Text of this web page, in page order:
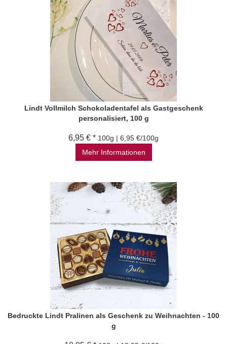
Lindt Vollmilch Schokoladentafel als Gastgeschenk
personalisiert, 100 g
6,95 € * 100g | 6,95 €/100g
Mehr Informationen
Bedruckte Lindt Pralinen als Geschenk zu Weihnachten - 100
g